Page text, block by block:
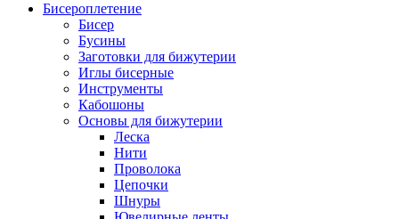
Бисероплетение
Бисер
Бусины
Заготовки для бижутерии
Иглы бисерные
Инструменты
Кабошоны
Основы для бижутерии
Леска
Нити
Проволока
Цепочки
Шнуры